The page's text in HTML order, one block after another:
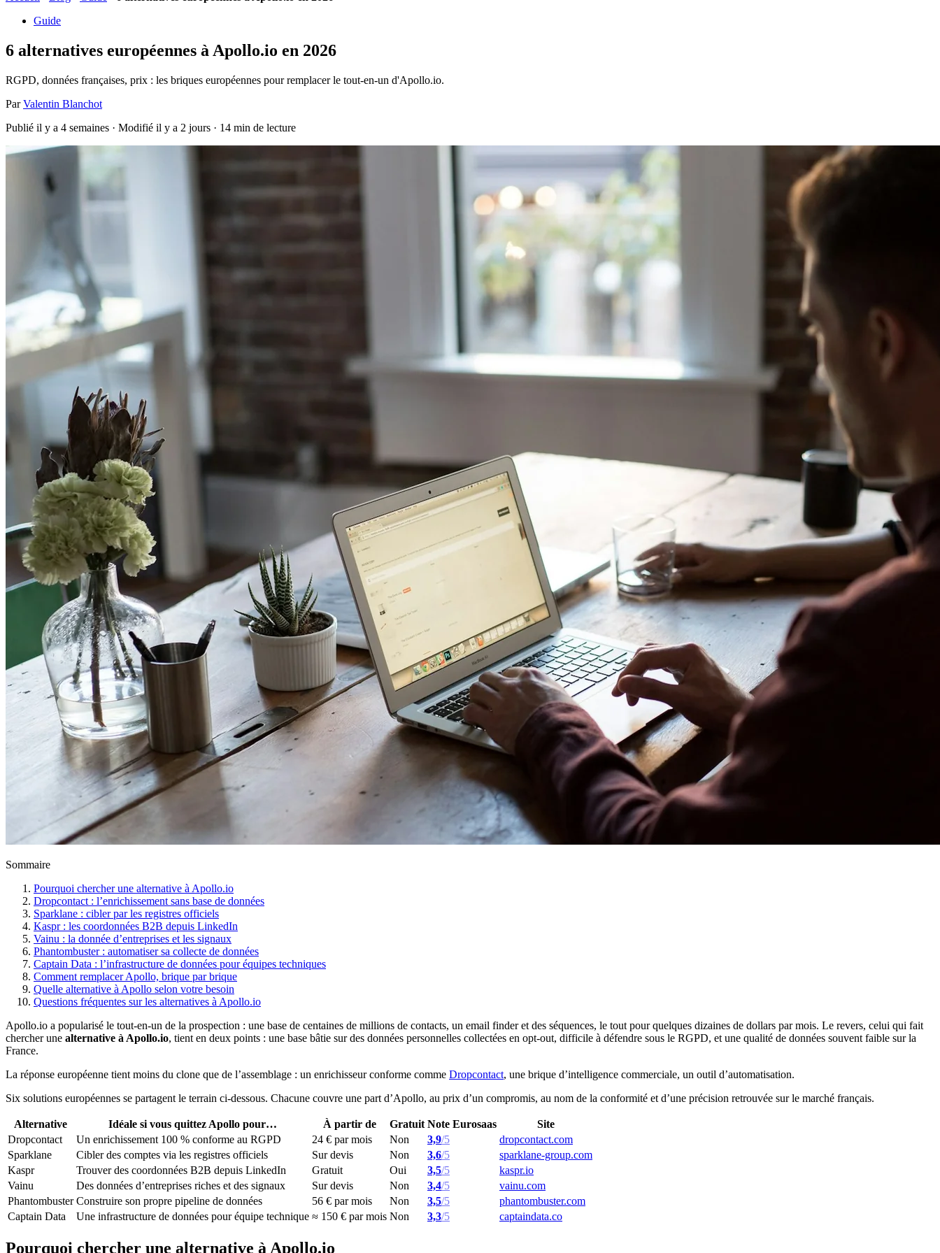
Guide
6 alternatives européennes à Apollo.io en 2026
RGPD, données françaises, prix : les briques européennes pour remplacer le tout-en-un d'Apollo.io.
ParValentin Blanchot
Publié il y a 4 semaines · Modifié il y a 2 jours · 14 min de lecture
Sommaire
Pourquoi chercher une alternative à Apollo.io
Dropcontact : l’enrichissement sans base de données
Sparklane : cibler par les registres officiels
Kaspr : les coordonnées B2B depuis LinkedIn
Vainu : la donnée d’entreprises et les signaux
Phantombuster : automatiser sa collecte de données
Captain Data : l’infrastructure de données pour équipes techniques
Comment remplacer Apollo, brique par brique
Quelle alternative à Apollo selon votre besoin
Questions fréquentes sur les alternatives à Apollo.io
Apollo.io a popularisé le tout-en-un de la prospection : une base de centaines de millions de contacts, un email finder et des séquences, le tout pour quelques dizaines de dollars par mois. Le revers, celui qui fait
chercher une alternative à Apollo.io, tient en deux points : une base bâtie sur des données personnelles collectées en opt-out, difficile à défendre sous le RGPD, et une qualité de données souvent faible sur la
France.
La réponse européenne tient moins du clone que de l’assemblage : un enrichisseur conforme comme Dropcontact, une brique d’intelligence commerciale, un outil d’automatisation.
Six solutions européennes se partagent le terrain ci-dessous. Chacune couvre une part d’Apollo, au prix d’un compromis, au nom de la conformité et d’une précision retrouvée sur le marché français.
Alternative Idéale si vous quittez Apollo pour… À partir de Gratuit Note Eurosaas
Site
Dropcontact
Un enrichissement 100 % conforme au RGPD 24 € par mois Non 3,9/5
dropcontact.com
Sparklane
Cibler des comptes via les registres officiels Sur devis Non 3,6/5
sparklane-group.com
Kaspr
Trouver des coordonnées B2B depuis LinkedIn Gratuit Oui 3,5/5
kaspr.io
Vainu
Des données d’entreprises riches et des signaux Sur devis Non 3,4/5
vainu.com
Phantombuster Construire son propre pipeline de données 56 € par mois Non 3,5/5
phantombuster.com
Captain Data
Une infrastructure de données pour équipe technique ≈ 150 € par mois Non 3,3/5 captaindata.co
Pourquoi chercher une alternative à Apollo.io